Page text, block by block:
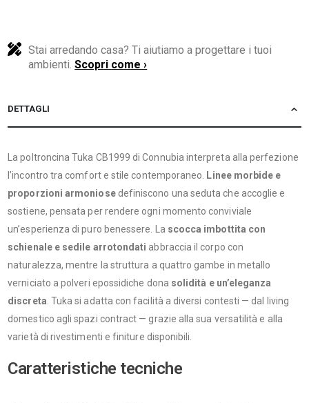
Stai arredando casa? Ti aiutiamo a progettare i tuoi
ambienti.Scopri come ›
DETTAGLI
La poltroncina Tuka CB1999 di Connubia interpreta alla perfezione
l’incontro tra comfort e stile contemporaneo. Linee morbide e
proporzioni armoniosedefiniscono una seduta che accoglie e
sostiene, pensata per rendere ogni momento conviviale
un’esperienza di puro benessere. La scocca imbottita con
schienale e sedile arrotondati abbraccia il corpo con
naturalezza, mentre la struttura a quattro gambe in metallo
verniciato a polveri epossidiche dona solidità e un’eleganza
discreta. Tuka si adatta con facilità a diversi contesti — dal living
domestico agli spazi contract — grazie alla sua versatilità e alla
varietà di rivestimenti e finiture disponibili.
Caratteristiche tecniche